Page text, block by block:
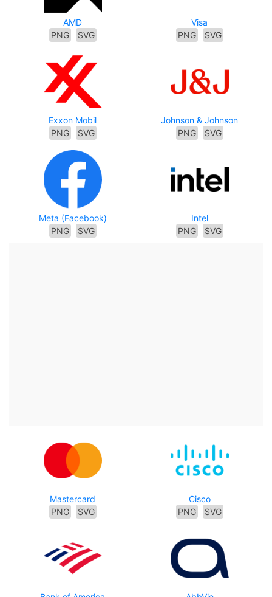
AMD
PNG
SVG
Visa
PNG
SVG
Exxon Mobil
PNG
SVG
Johnson & Johnson
PNG
SVG
Meta (Facebook)
PNG
SVG
Intel
PNG
SVG
Mastercard
PNG
SVG
Cisco
PNG
SVG